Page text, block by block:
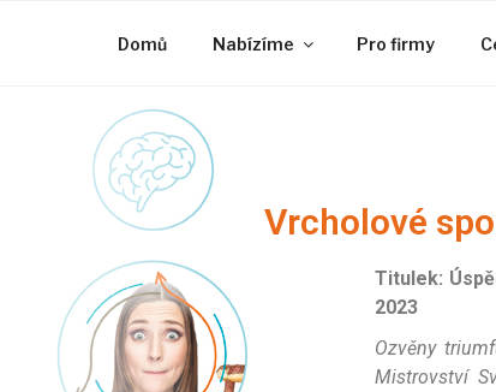
Domů Nabízíme Pro firmy
Vrcholové
Titulek:
2023
Ozvěny
Mistrovství